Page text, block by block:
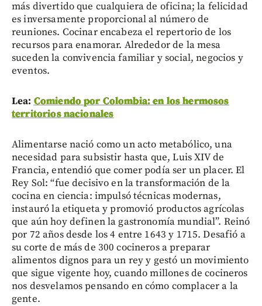
más divertido que cualquiera de oficina; la felicidad
es inversamente proporcional al número de
reuniones. Cocinar encabeza el repertorio de los
recursos para enamorar. Alrededor de la mesa
suceden la convivencia familiar y social, negocios y
eventos.
Lea: Comiendo por Colombia: en los hermosos
territorios nacionales
Alimentarse nació como un acto metabólico, una
necesidad para subsistir hasta que, Luis XIV de
Francia, entendió que comer podía ser un placer. El
Rey Sol: “fue decisivo en la transformación de la
cocina en ciencia: impulsó técnicas modernas,
instauró la etiqueta y promovió productos agrícolas
que aún hoy definen la gastronomía mundial”. Reinó
por 72 años desde los 4 entre 1643 y 1715. Desafió a
su corte de más de 300 cocineros a preparar
alimentos dignos para un rey y gestó un movimiento
que sigue vigente hoy, cuando millones de cocineros
nos desvelamos pensando en cómo complacer a la
gente.